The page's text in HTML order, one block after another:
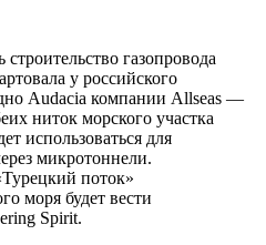
газопровода
у российского
Audacia компании Allseas —
ниток морского участка
использоваться для
микротоннели.
поток»
моря будет вести
Spirit.